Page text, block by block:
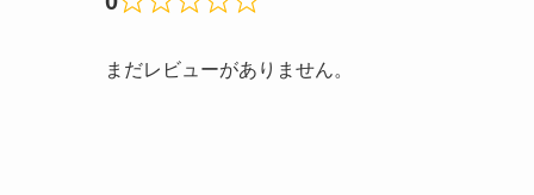
まだレビューがありません。